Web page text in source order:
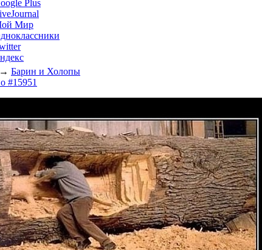
→ Барин и Холопы
#15951